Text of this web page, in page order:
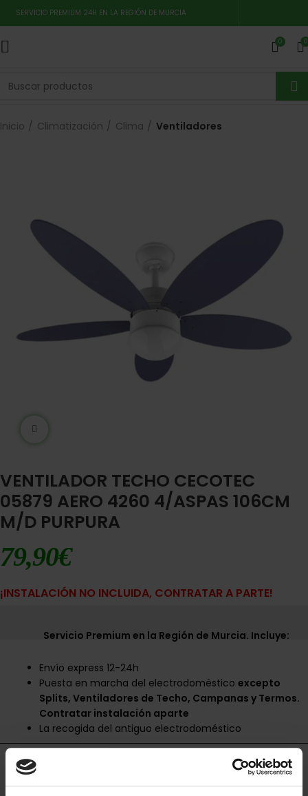
SERVICIO PREMIUM 24H EN LA REGIÓN DE MURCIA
0 0
Inicio Climatización Clima Ventiladores
VENTILADOR TECHO CECOTEC
05879 AERO 4260 4/ASPAS 106CM
M/D PURPURA
79,90€
¡INSTALACIÓN NO INCLUIDA, CONTRATAR A PARTE!
Servicio Premium en la Región de Murcia. Incluye:
Envío express 12-24h
Puesta en marcha del electrodomésticoexcepto
Splits, Ventiladores de Techo, Campanas y Termos.
Contratar instalación aparte
La recogida del antiguo electrodoméstico
Envíos disponibles únicamente en la Región de